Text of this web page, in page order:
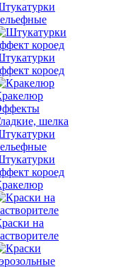
короед
шелка
короед
на